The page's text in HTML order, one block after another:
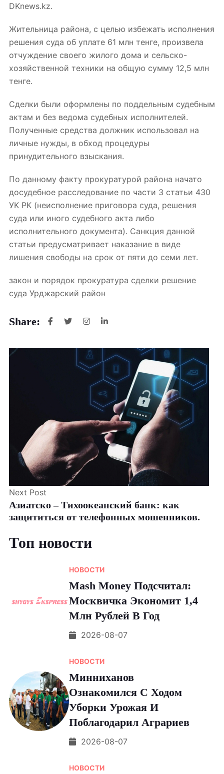
DKnews.kz.
Жительница района, с целью избежать исполнения
решения суда об уплате 61 млн тенге, произвела
отчуждение своего жилого дома и сельско-
хозяйственной техники на общую сумму 12,5 млн
тенге.
Сделки были оформлены по поддельным судебным
актам и без ведома судебных исполнителей.
Полученные средства должник использовал на
личные нужды, в обход процедуры
принудительного взыскания.
По данному факту прокуратурой района начато
досудебное расследование по части 3 статьи 430
УК РК (неисполнение приговора суда, решения
суда или иного судебного акта либо
исполнительного документа). Санкция данной
статьи предусматривает наказание в виде
лишения свободы на срок от пяти до семи лет.
закон и порядок прокуратура сделки решение
суда Урджарский район
Share:
Next Post
Азиатско – Тихоокеанский банк: как
защититься от телефонных мошенников.
Топ новости
НОВОСТИ
Мash Money Подсчитал:
Москвичка Экономит 1,4
Млн Рублей В Год
2026-08-07
НОВОСТИ
Минниханов
Ознакомился С Ходом
Уборки Урожая И
Поблагодарил Аграриев
2026-08-07
НОВОСТИ